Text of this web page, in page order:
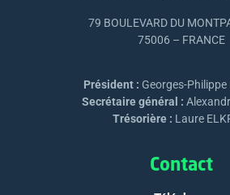
79 BOULEVARD DU
75006 – FRANCE
Président : Georges-Philippe
Secrétaire général :
Trésorière : Laure
Contact